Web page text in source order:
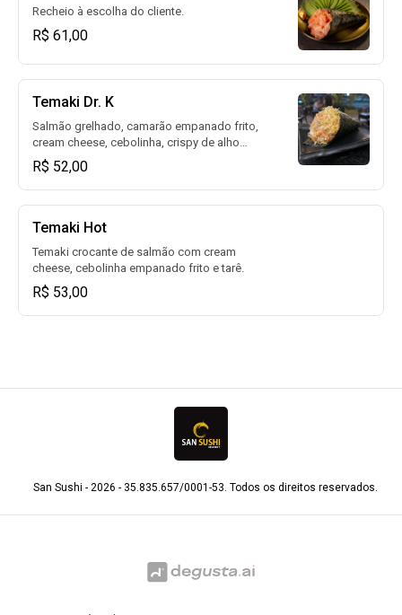
Recheio à escolha do cliente.
R$ 61,00
Temaki Dr. K
Salmão grelhado, camarão empanado frito,
cream cheese, cebolinha, crispy de alho
poró e tarê (Sem Arroz) (Fit)
R$ 52,00
Temaki Hot
Temaki crocante de salmão com cream
cheese, cebolinha empanado frito e tarê.
R$ 53,00
San Sushi - 2026 - 35.835.657/0001-53. Todos os direitos reservados.